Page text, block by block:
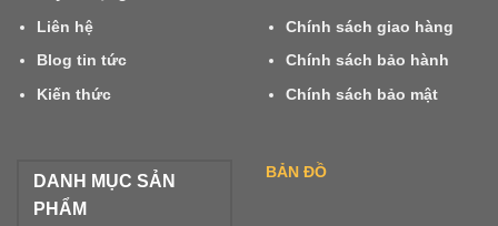
Liên hệ
Blog tin tức
Kiến thức
Chính sách giao hàng
Chính sách bảo hành
Chính sách bảo mật
DANH MỤC SẢN
PHẨM
BẢN ĐỒ